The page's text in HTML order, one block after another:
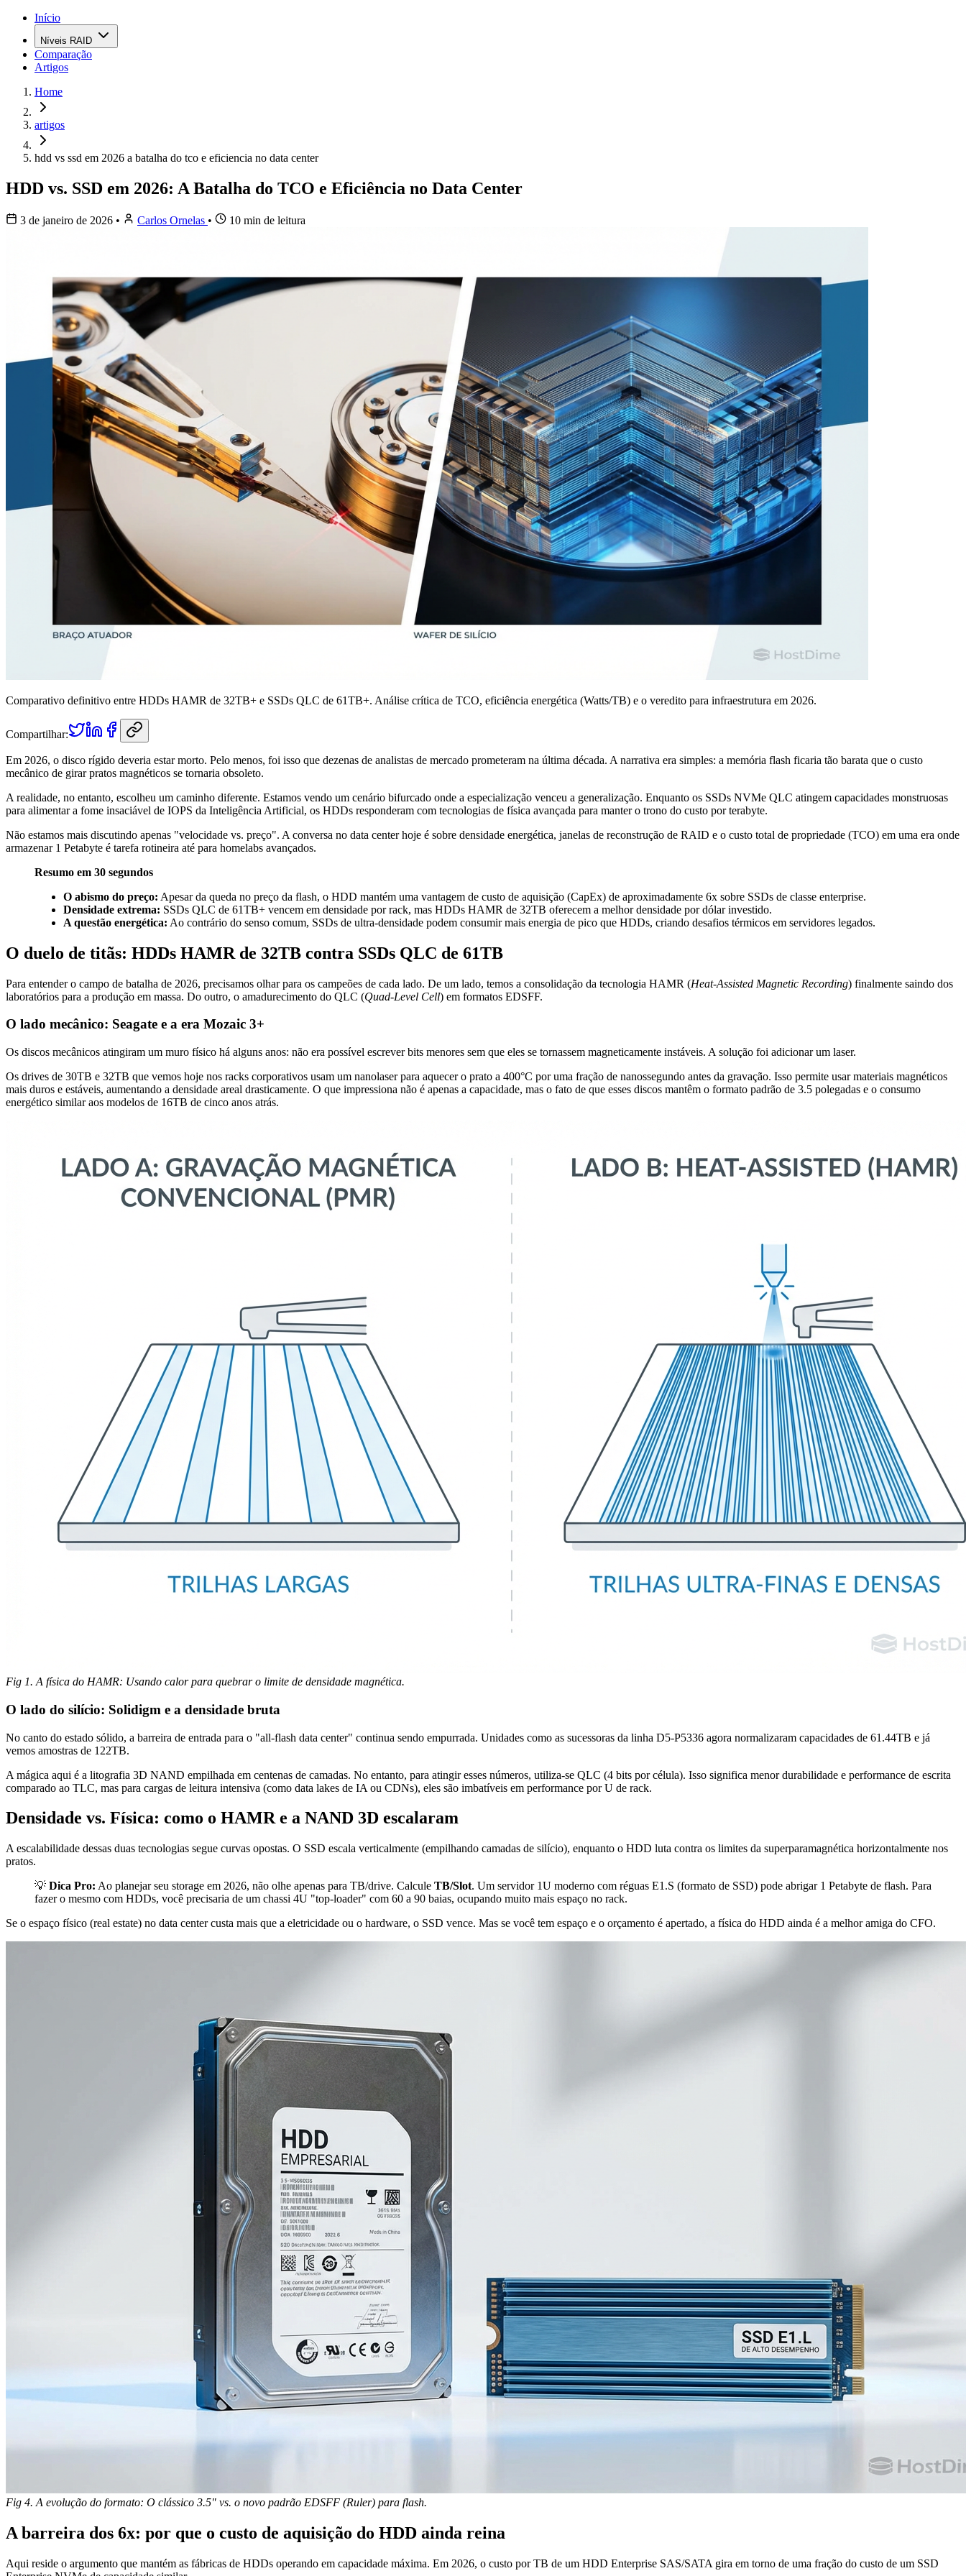
Início
Níveis RAID
Comparação
Artigos
Home
artigos
hdd vs ssd em 2026 a batalha do tco e eficiencia no data center
HDD vs. SSD em 2026: A Batalha do TCO e Eficiência no Data Center
3 de janeiro de 2026 • Carlos Ornelas • 10 min de leitura
Comparativo definitivo entre HDDs HAMR de 32TB+ e SSDs QLC de 61TB+. Análise crítica de TCO, eficiência energética (Watts/TB) e o veredito para infraestrutura em 2026.
Compartilhar:
Em 2026, o disco rígido deveria estar morto. Pelo menos, foi isso que dezenas de analistas de mercado prometeram na última década. A narrativa era simples: a memória flash ficaria tão barata que o custo
mecânico de girar pratos magnéticos se tornaria obsoleto.
A realidade, no entanto, escolheu um caminho diferente. Estamos vendo um cenário bifurcado onde a especialização venceu a generalização. Enquanto os SSDs NVMe QLC atingem capacidades monstruosas
para alimentar a fome insaciável de IOPS da Inteligência Artificial, os HDDs responderam com tecnologias de física avançada para manter o trono do custo por terabyte.
Não estamos mais discutindo apenas "velocidade vs. preço". A conversa no data center hoje é sobre densidade energética, janelas de reconstrução de RAID e o custo total de propriedade (TCO) em uma era onde
armazenar 1 Petabyte é tarefa rotineira até para homelabs avançados.
Resumo em 30 segundos
O abismo do preço: Apesar da queda no preço da flash, o HDD mantém uma vantagem de custo de aquisição (CapEx) de aproximadamente 6x sobre SSDs de classe enterprise.
Densidade extrema: SSDs QLC de 61TB+ vencem em densidade por rack, mas HDDs HAMR de 32TB oferecem a melhor densidade por dólar investido.
A questão energética: Ao contrário do senso comum, SSDs de ultra-densidade podem consumir mais energia de pico que HDDs, criando desafios térmicos em servidores legados.
O duelo de titãs: HDDs HAMR de 32TB contra SSDs QLC de 61TB
Para entender o campo de batalha de 2026, precisamos olhar para os campeões de cada lado. De um lado, temos a consolidação da tecnologia HAMR (Heat-Assisted Magnetic Recording) finalmente saindo dos
laboratórios para a produção em massa. Do outro, o amadurecimento do QLC (Quad-Level Cell) em formatos EDSFF.
O lado mecânico: Seagate e a era Mozaic 3+
Os discos mecânicos atingiram um muro físico há alguns anos: não era possível escrever bits menores sem que eles se tornassem magneticamente instáveis. A solução foi adicionar um laser.
Os drives de 30TB e 32TB que vemos hoje nos racks corporativos usam um nanolaser para aquecer o prato a 400°C por uma fração de nanossegundo antes da gravação. Isso permite usar materiais magnéticos
mais duros e estáveis, aumentando a densidade areal drasticamente. O que impressiona não é apenas a capacidade, mas o fato de que esses discos mantêm o formato padrão de 3.5 polegadas e o consumo
energético similar aos modelos de 16TB de cinco anos atrás.
Fig 1. A física do HAMR: Usando calor para quebrar o limite de densidade magnética.
O lado do silício: Solidigm e a densidade bruta
No canto do estado sólido, a barreira de entrada para o "all-flash data center" continua sendo empurrada. Unidades como as sucessoras da linha D5-P5336 agora normalizaram capacidades de 61.44TB e já
vemos amostras de 122TB.
A mágica aqui é a litografia 3D NAND empilhada em centenas de camadas. No entanto, para atingir esses números, utiliza-se QLC (4 bits por célula). Isso significa menor durabilidade e performance de escrita
comparado ao TLC, mas para cargas de leitura intensiva (como data lakes de IA ou CDNs), eles são imbatíveis em performance por U de rack.
Densidade vs. Física: como o HAMR e a NAND 3D escalaram
A escalabilidade dessas duas tecnologias segue curvas opostas. O SSD escala verticalmente (empilhando camadas de silício), enquanto o HDD luta contra os limites da superparamagnética horizontalmente nos
pratos.
💡 Dica Pro: Ao planejar seu storage em 2026, não olhe apenas para TB/drive. Calcule TB/Slot. Um servidor 1U moderno com réguas E1.S (formato de SSD) pode abrigar 1 Petabyte de flash. Para
fazer o mesmo com HDDs, você precisaria de um chassi 4U "top-loader" com 60 a 90 baias, ocupando muito mais espaço no rack.
Se o espaço físico (real estate) no data center custa mais que a eletricidade ou o hardware, o SSD vence. Mas se você tem espaço e o orçamento é apertado, a física do HDD ainda é a melhor amiga do CFO.
Fig 4. A evolução do formato: O clássico 3.5" vs. o novo padrão EDSFF (Ruler) para flash.
A barreira dos 6x: por que o custo de aquisição do HDD ainda reina
Aqui reside o argumento que mantém as fábricas de HDDs operando em capacidade máxima. Em 2026, o custo por TB de um HDD Enterprise SAS/SATA gira em torno de uma fração do custo de um SSD